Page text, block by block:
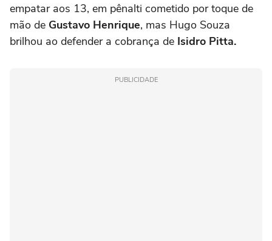
empatar aos 13, em pênalti cometido por toque de
mão de Gustavo Henrique, mas Hugo Souza
brilhou ao defender a cobrança de Isidro Pitta.
PUBLICIDADE